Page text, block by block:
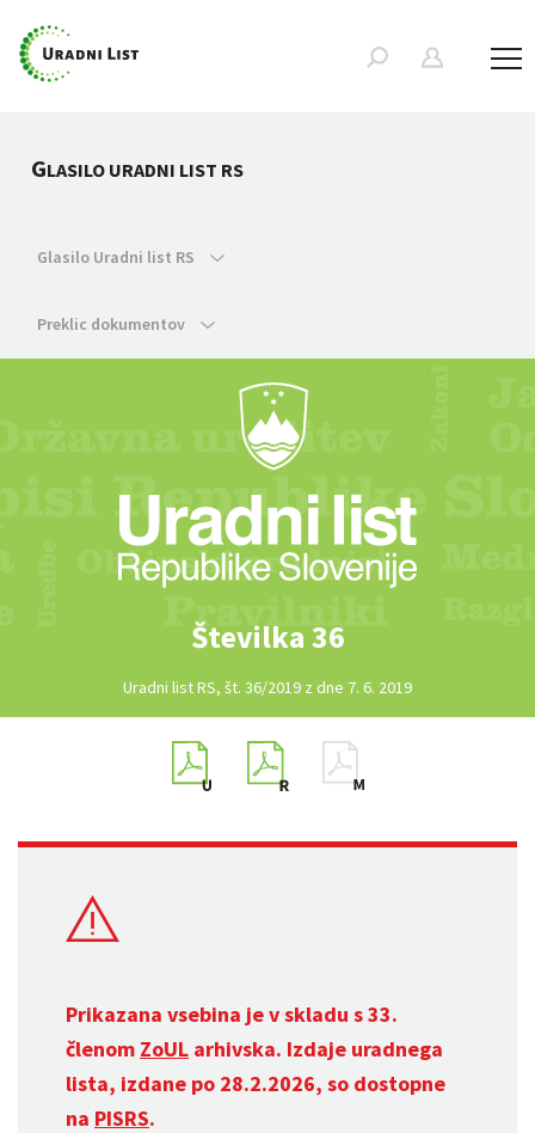
GLASILO URADNI LIST RS
Glasilo Uradni list RS
Preklic dokumentov
Številka 36
Uradni list RS, št. 36/2019 z dne 7. 6. 2019
Prikazana vsebina je v skladu s 33.
členom ZoUL arhivska. Izdaje uradnega
lista, izdane po 28.2.2026, so dostopne
na PISRS.